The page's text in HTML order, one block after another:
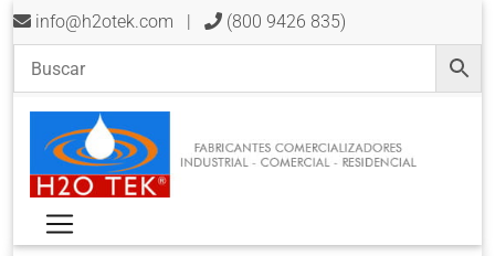
info@h2otek.com | (800 9426 835)